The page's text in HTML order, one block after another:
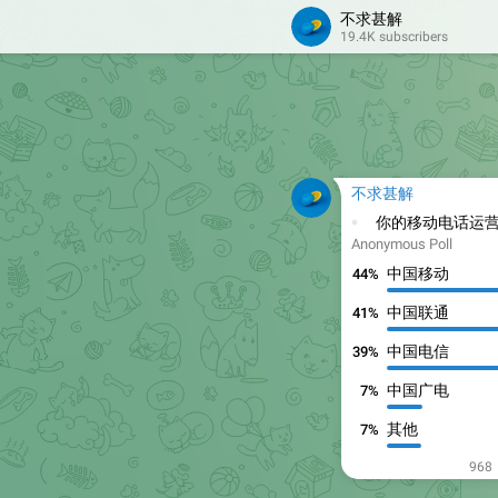
不求甚解
19.4K subscribers
🌐
多项目详情和部署实
👍
17
❤
4
不求甚解
💬你的移动电话运
Anonymous Poll
44% 中国移动
41% 中国联通
39% 中国电信
7% 中国广电
7% 其他
968